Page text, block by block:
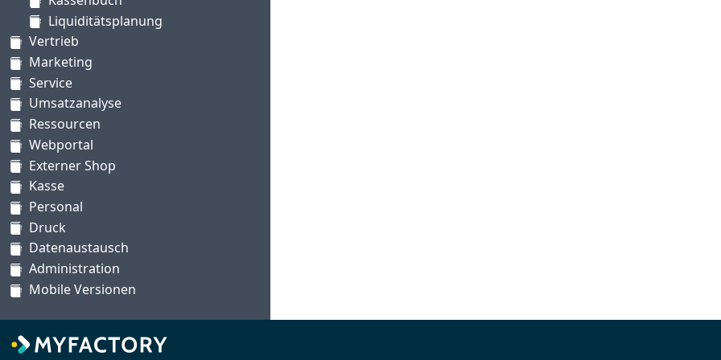
Liquiditätsplanung
Vertrieb
Marketing
Service
Umsatzanalyse
Ressourcen
Webportal
Externer Shop
Kasse
Personal
Druck
Datenaustausch
Administration
Mobile Versionen